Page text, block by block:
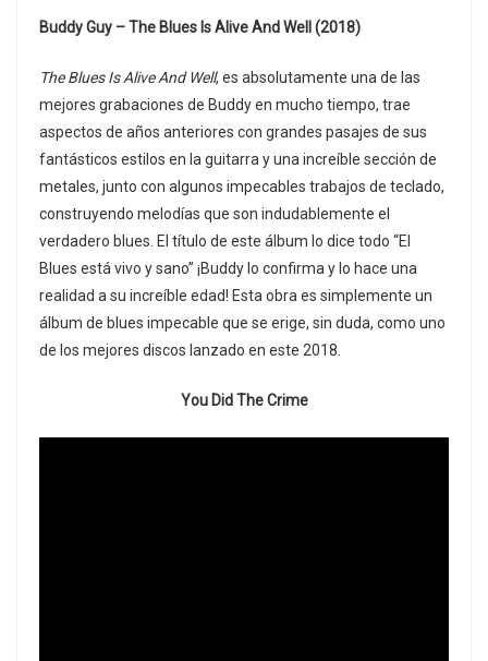
Buddy Guy – The Blues Is Alive And Well (2018)
The Blues Is Alive And Well, es absolutamente una de las
mejores grabaciones de Buddy en mucho tiempo, trae
aspectos de años anteriores con grandes pasajes de sus
fantásticos estilos en la guitarra y una increíble sección de
metales, junto con algunos impecables trabajos de teclado,
construyendo melodías que son indudablemente el
verdadero blues. El título de este álbum lo dice todo “El
Blues está vivo y sano” ¡Buddy lo confirma y lo hace una
realidad a su increíble edad! Esta obra es simplemente un
álbum de blues impecable que se erige, sin duda, como uno
de los mejores discos lanzado en este 2018.
You Did The Crime